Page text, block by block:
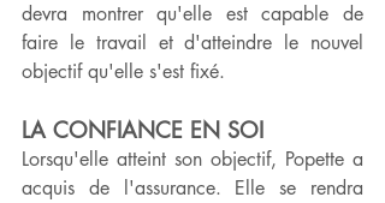
devra montrer qu'elle est capable de
faire le travail et d'atteindre le nouvel
objectif qu'elle s'est fixé.
LA CONFIANCE EN SOI
Lorsqu'elle atteint son objectif, Popette a
acquis de l'assurance. Elle se rendra